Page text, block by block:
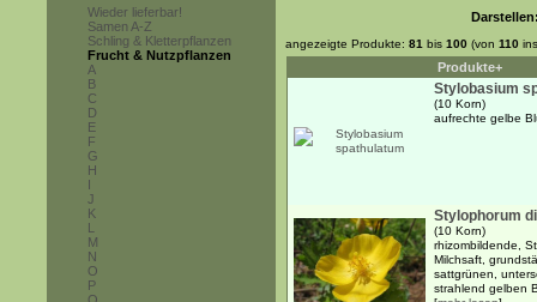
Wieder lieferbar!
Samen A-Z
Schling & Kletterpflanzen
Frucht & Nutzpflanzen
A
B
C
D
E
F
G
H
I
J
K
L
M
N
O
P
angezeigte Produkte: 81 bis 100 (von 110
Produkte+
Stylobasium
(10 Korn)
aufrechte gelbe
Stylophorum
(10 Korn)
rhizombildende,
Milchsaft,
sattgrünen,
strahlend gelben